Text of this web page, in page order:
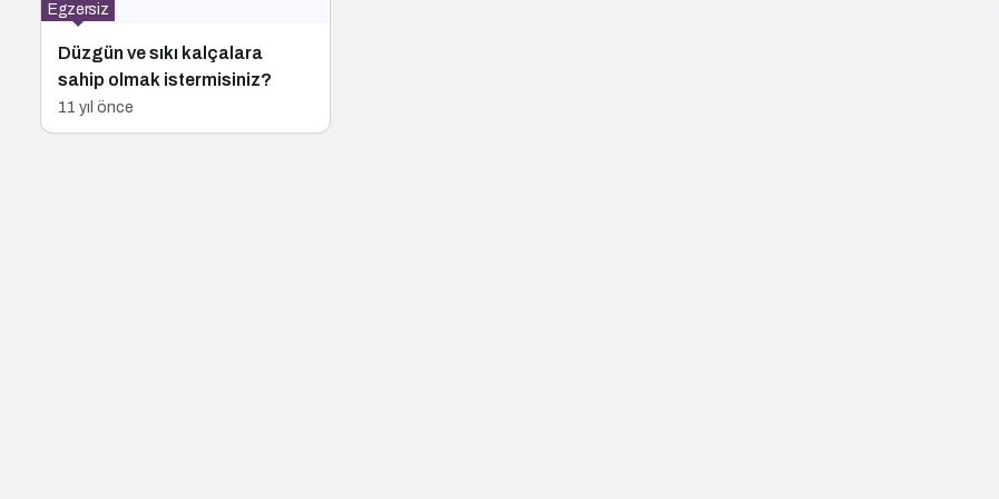
Düzgün ve sıkı kalçalara
sahip olmak istermisiniz?
Egzersiz
11 yıl önce